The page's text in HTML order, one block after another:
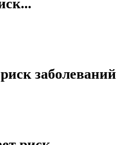
заболеваний